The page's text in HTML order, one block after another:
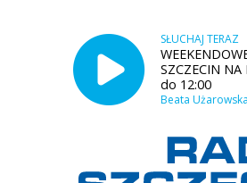
SŁUCHAJ TERAZ
SZCZECIN
do 12:00
Beata Użarowska